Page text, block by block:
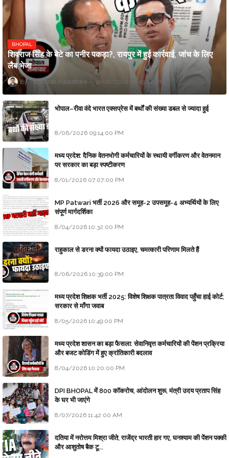
BHOPAL
शिवराज सिंह के बेटे का पनीर पकड़ा?, रायपुर में हुई कार्रवाई, जांच के लिए
लैब भेजा
Updesh Awasthee 8/06/2026 10:09:00 PM
भोपाल–रीवा वंदे भारत एक्सप्रेस में बर्थों की संख्या डबल से ज्यादा हुई
8/06/2026 09:14:00 PM
मध्य प्रदेश: दैनिक वेतनभोगी कर्मचारियों के स्थायी वर्गीकरण और वेतनमान
पर सरकार का बड़ा स्पष्टीकरण
8/01/2026 07:07:00 PM
MP Patwari भर्ती 2026 और समूह-2 उपसमूह-4 अभ्यर्थियों के लिए
संपूर्ण मार्गदर्शिका
8/04/2026 10:32:00 PM
राहुकाल से डरना क्यों फायदा उठाइए, चमत्कारी परिणाम मिलते हैं
8/06/2026 10:39:00 PM
मध्य प्रदेश शिक्षक भर्ती 2025: विशेष शिक्षक पात्रता विवाद पहुँचा हाई कोर्ट;
सरकार से माँगा जवाब
8/05/2026 10:49:00 PM
मध्य प्रदेश शासन का बड़ा फैसला: सेवानिवृत्त कर्मचारियों की पेंशन प्रक्रिया
और बजट कोडिंग में हुए क्रांतिकारी बदलाव
8/04/2026 10:20:00 PM
DPI BHOPAL में 800 कॉकरोच, आंदोलन शुरू, मंत्री उदय प्रताप सिंह
के घर भी जाएंगे
8/07/2026 11:42:00 AM
दतिया में नरोत्तम मिश्रा जीते, राजेंद्र भारती हार गए, घनश्याम की पेंशन पक्की
और आशुतोष बैक टू...